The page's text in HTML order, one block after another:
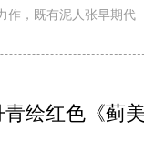
作，既有泥人张早期代
青绘红色《蓟